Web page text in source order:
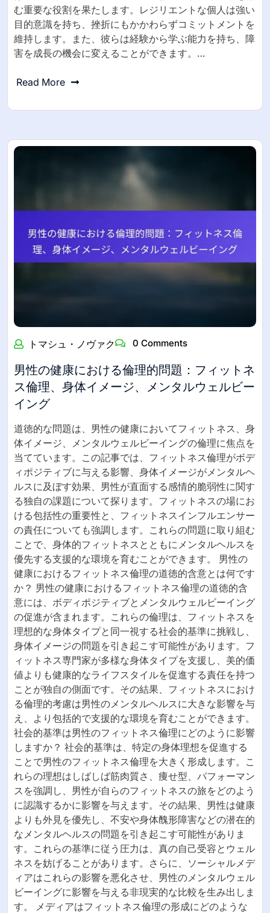
む重要な役割を果たします。レジリエントな個人は強い
目的意識を持ち、挫折にもかかわらずコミットメントを
維持します。また、彼らは経験から学ぶ能力を持ち、障
害を成長の機会に変えることができます。…
Read More
トマシュ・ノヴァク 0 Comments
男性の健康における倫理的問題：フィットネ
ス倫理、身体イメージ、メンタルウェルビー
イング
道徳的な問題は、男性の健康においてフィットネス、身
体イメージ、メンタルウェルビーイングの倫理に焦点を
当てています。この記事では、フィットネス倫理がボデ
ィポジティブに与える影響、身体イメージがメンタルヘ
ルスに及ぼす効果、男性が直面する感情的脆弱性に関す
る独自の課題について探ります。フィットネスの場にお
ける包括性の重要性と、フィットネスインフルエンサー
の責任についても強調します。これらの問題に取り組む
ことで、身体的フィットネスとともにメンタルヘルスを
優先する支援的な環境を育むことができます。 男性の
健康におけるフィットネス倫理の道徳的含意とは何です
か？ 男性の健康におけるフィットネス倫理の道徳的含
意には、ボディポジティブとメンタルウェルビーイング
の促進が含まれます。これらの倫理は、フィットネスを
理想的な身体タイプと同一視する社会的基準に挑戦し、
身体イメージの問題を引き起こす可能性があります。フ
ィットネス専門家が多様な身体タイプを支援し、美的価
値よりも健康的なライフスタイルを促進する責任を持つ
ことが独自の側面です。その結果、フィットネスにおけ
る倫理的考慮は男性のメンタルヘルスに大きな影響を与
え、より包括的で支援的な環境を育むことができます。
社会的基準は男性のフィットネス倫理にどのように影響
しますか？ 社会的基準は、特定の身体理想を促進する
ことで男性のフィットネス倫理を大きく形成します。こ
れらの理想はしばしば筋肉質さ、痩せ型、パフォーマン
スを強調し、男性が自らのフィットネスの旅をどのよう
に認識するかに影響を与えます。その結果、男性は健康
よりも外見を優先し、不安や身体醜形障害などの潜在的
なメンタルヘルスの問題を引き起こす可能性がありま
す。これらの基準に従う圧力は、真の自己受容とウェル
ネスを妨げることがあります。さらに、ソーシャルメデ
ィアはこれらの影響を悪化させ、男性のメンタルウェル
ビーイングに影響を与える非現実的な比較を生み出しま
す。 メディアはフィットネス倫理の形成にどのような